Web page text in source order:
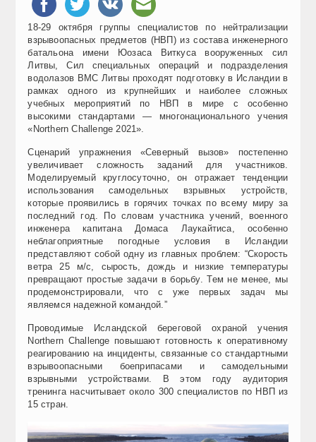
18-29 октября группы специалистов по нейтрализации
взрывоопасных предметов (НВП) из состава инженерного
батальона имени Юозаса Виткуса вооруженных сил
Литвы, Сил специальных операций и подразделения
водолазов ВМС Литвы проходят подготовку в Исландии в
рамках одного из крупнейших и наиболее сложных
учебных мероприятий по НВП в мире с особенно
высокими стандартами — многонационального учения
«Northern Challenge 2021».
Сценарий упражнения «Северный вызов» постепенно
увеличивает сложность заданий для участников.
Моделируемый круглосуточно, он отражает тенденции
использования самодельных взрывных устройств,
которые проявились в горячих точках по всему миру за
последний год. По словам участника учений, военного
инженера капитана Домаса Лаукайтиса, особенно
неблагоприятные погодные условия в Исландии
представляют собой одну из главных проблем: “Скорость
ветра 25 м/с, сырость, дождь и низкие температуры
превращают простые задачи в борьбу. Тем не менее, мы
продемонстрировали, что с уже первых задач мы
являемся надежной командой.”
Проводимые Исландской береговой охраной учения
Northern Challenge повышают готовность к оперативному
реагированию на инциденты, связанные со стандартными
взрывоопасными боеприпасами и самодельными
взрывными устройствами. В этом году аудитория
тренинга насчитывает около 300 специалистов по НВП из
15 стран.